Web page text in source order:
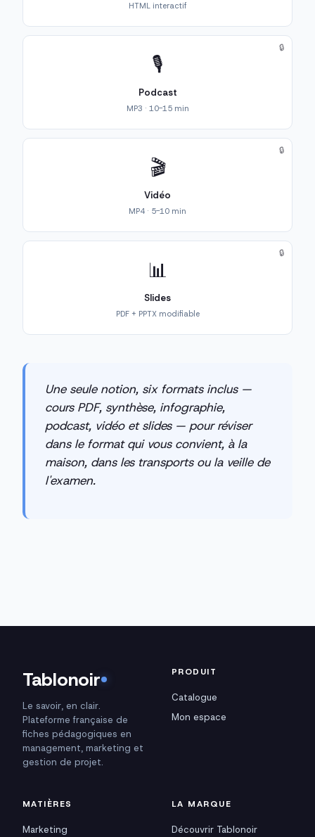
HTML interactif
🎙️
Podcast
MP3 · 10-15 min
🔒
🎬
Vidéo
MP4 · 5-10 min
🔒
📊
Slides
PDF + PPTX modifiable
🔒
Une seule notion, six formats inclus —
cours PDF, synthèse, infographie,
podcast, vidéo et slides — pour réviser
dans le format qui vous convient, à la
maison, dans les transports ou la veille de
l'examen.
Tablonoir
Le savoir, en clair.
Plateforme française de
fiches pédagogiques en
management, marketing et
gestion de projet.
PRODUIT
Catalogue
Mon espace
MATIÈRES
Marketing
LA MARQUE
Découvrir Tablonoir